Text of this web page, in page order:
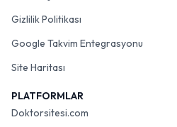
Gizlilik Politikası
Google Takvim Entegrasyonu
Site Haritası
PLATFORMLAR
Doktorsitesi.com